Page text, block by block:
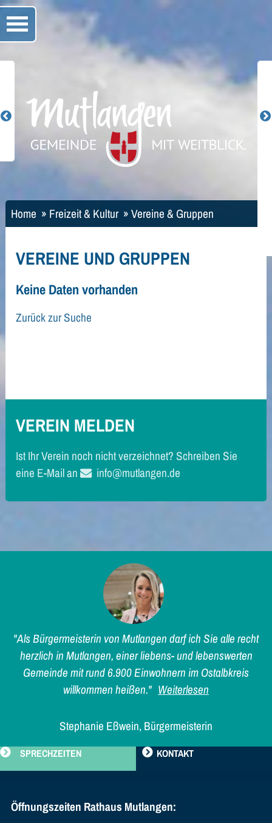
Home » Freizeit & Kultur»Vereine & Gruppen
VEREINE UND GRUPPEN
Keine Daten vorhanden
Zurück zur Suche
VEREIN MELDEN
Ist Ihr Verein noch nicht verzeichnet? Schreiben Sie
eine E-Mail an
info@mutlangen.de
"Als Bürgermeisterin von Mutlangen darf ich Sie alle recht
herzlich in Mutlangen, einer liebens- und lebenswerten
Gemeinde mit rund 6.900 Einwohnern im Ostalbkreis
willkommen heißen." Weiterlesen
Stephanie Eßwein, Bürgermeisterin
SPRECHZEITEN KONTAKT
Öffnungszeiten Rathaus Mutlangen: